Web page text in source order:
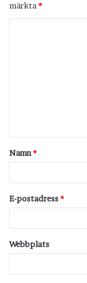
märkta *
t
a
Namn*
E-postadress*
Webbplats